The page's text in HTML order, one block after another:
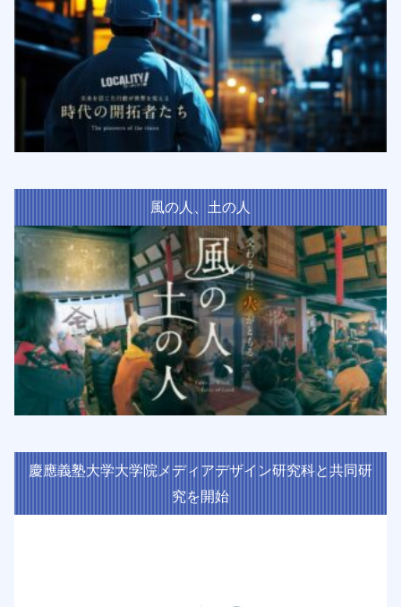
風の人、土の人
慶應義塾大学大学院メディアデザイン研究科と共同研
究を開始